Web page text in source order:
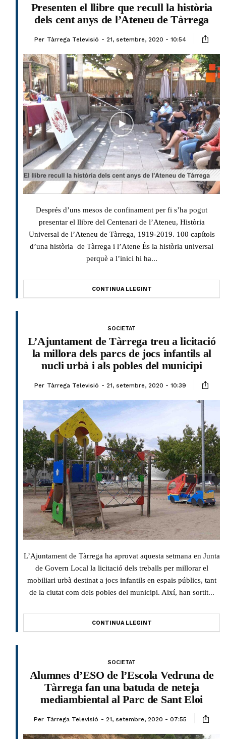
Presenten el llibre que recull la història
dels cent anys de l’Ateneu de Tàrrega
Per Tàrrega Televisió 21, setembre, 2020 - 10:54
Després d’uns mesos de confinament per fi s’ha pogut
presentar el llibre del Centenari de l’Ateneu, Història
Universal de l’Ateneu de Tàrrega, 1919-2019. 100 capítols
d’una història de Tàrrega i l’Atene És la història universal
perquè a l’inici hi ha...
CONTINUA LLEGINT
SOCIETAT
L’Ajuntament de Tàrrega treu a licitació
la millora dels parcs de jocs infantils al
nucli urbà i als pobles del municipi
Per Tàrrega Televisió 21, setembre, 2020 - 10:39
L’Ajuntament de Tàrrega ha aprovat aquesta setmana en Junta
de Govern Local la licitació dels treballs per millorar el
mobiliari urbà destinat a jocs infantils en espais públics, tant
de la ciutat com dels pobles del municipi. Així, han sortit...
CONTINUA LLEGINT
SOCIETAT
Alumnes d’ESO de l’Escola Vedruna de
Tàrrega fan una batuda de neteja
mediambiental al Parc de Sant Eloi
Per Tàrrega Televisió 21, setembre, 2020 - 07:55